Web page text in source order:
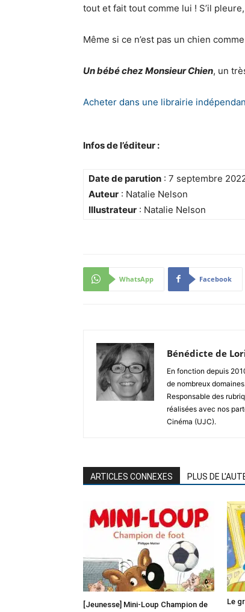
tout et fait tout comme lui ! S’il
Même si ce n’est pas un chien
Un bébé chez Monsieur Chien, un
Acheter dans une librairie
Infos de l’éditeur :
Date de parution : 7 septembre
Auteur : Natalie Nelson
Illustrateur : Natalie Nelson
WhatsApp Facebook
Bénédicte de
En fonction depuis
de nombreux
Responsable des
réalisées avec nos
Cinéma (UJC).
ARTICLES CONNEXES PLUS DE
[Jeunesse] Mini-Loup Champion de
Le